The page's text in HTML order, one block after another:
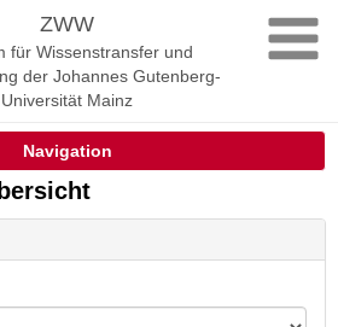
ZWW
für Wissenstransfer und
der Johannes Gutenberg-
Universität Mainz
Navigation